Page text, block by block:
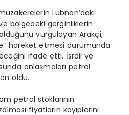
Lübnan’daki
bölgedeki gerginliklerin
olduğunu vurgulayan Arakçi,
hareket etmesi durumunda
ifade etti. İsrail ve
anlaşmaları petrol
oldu.
petrol stoklarının
fiyatların kayıplarını